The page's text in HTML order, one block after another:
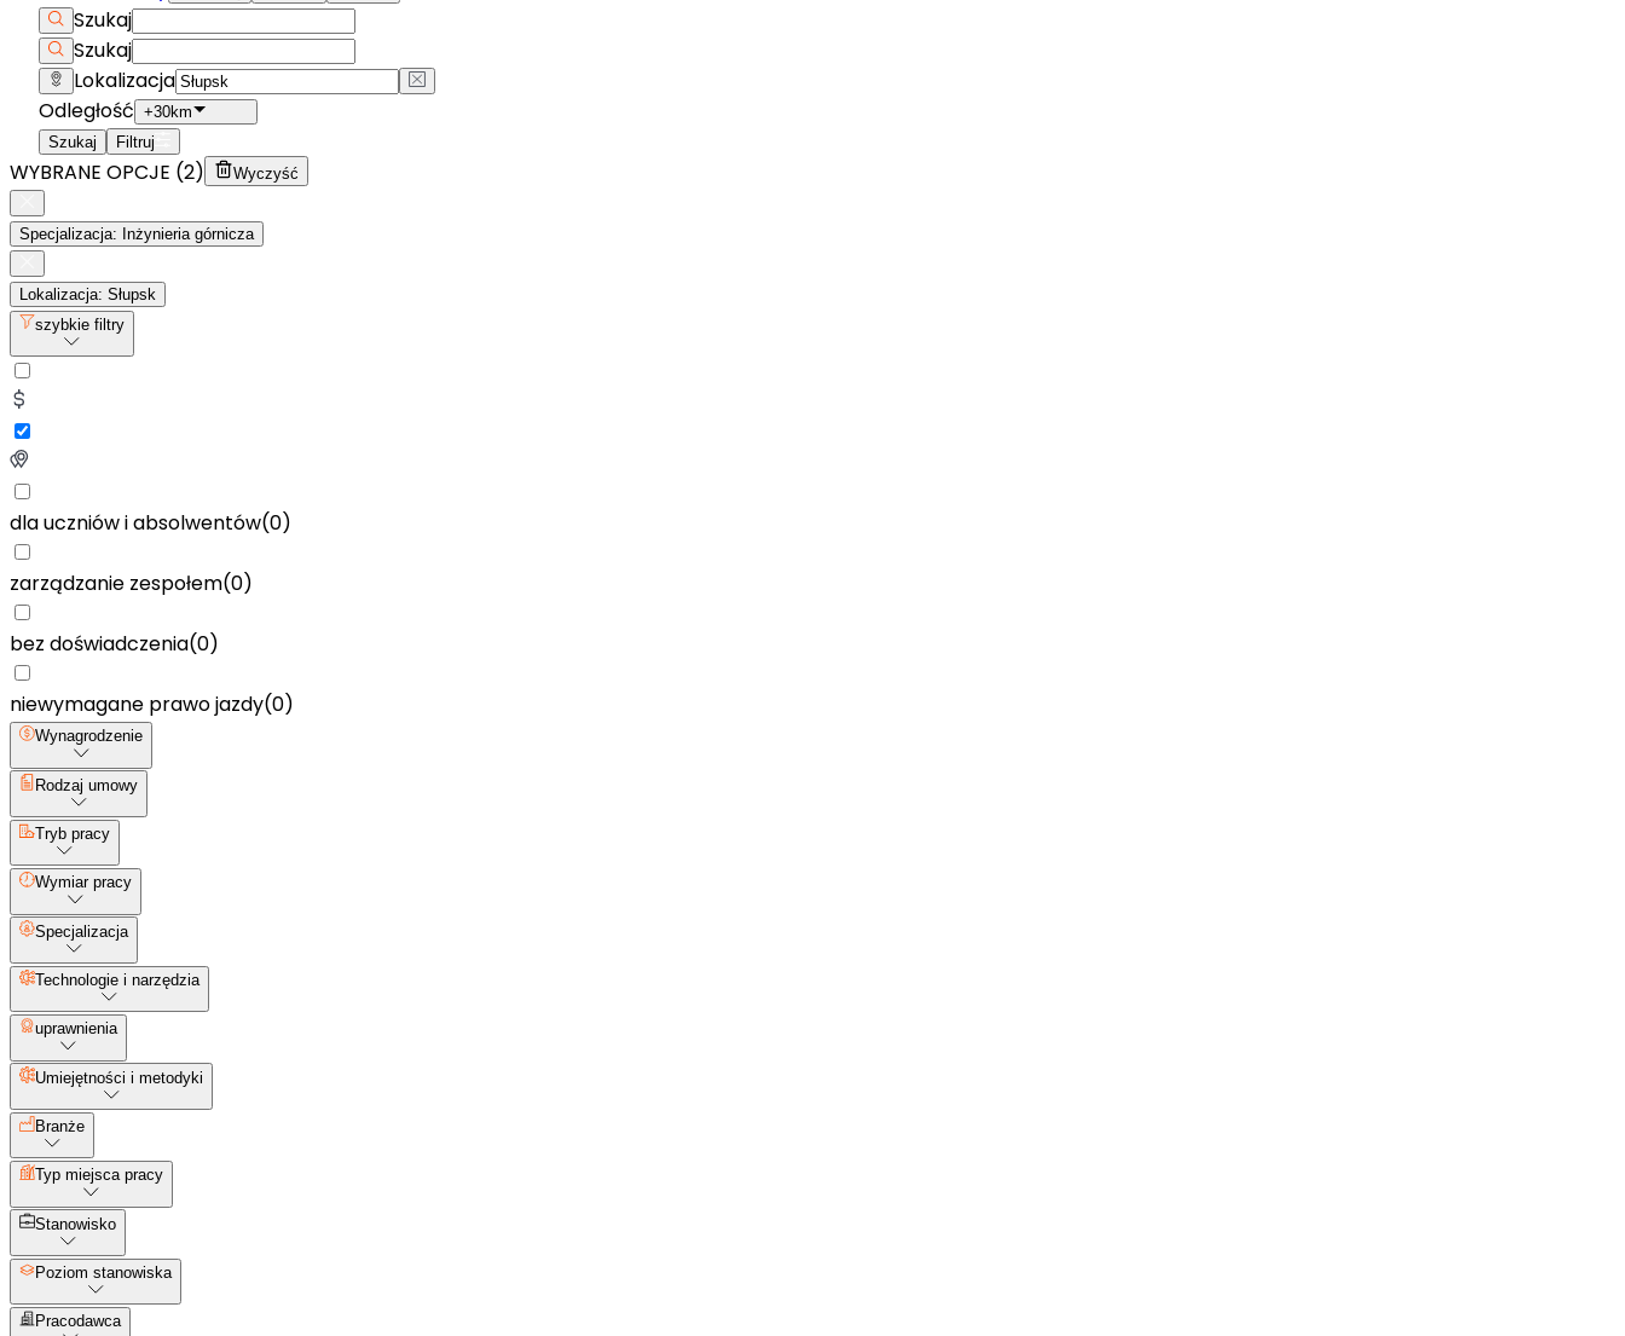
Szukaj
Szukaj
Lokalizacja
Odległość +30km
Szukaj
Filtruj
WYBRANE OPCJE (2) Wyczyść
Specjalizacja: Inżynieria górnicza
Lokalizacja: Słupsk
szybkie filtry
dla uczniów i absolwentów(0)
zarządzanie zespołem(0)
bez doświadczenia(0)
niewymagane prawo jazdy(0)
Wynagrodzenie
Rodzaj umowy
Tryb pracy
Wymiar pracy
Specjalizacja
Technologie i narzędzia
uprawnienia
Umiejętności i metodyki
Branże
Typ miejsca pracy
Stanowisko
Poziom stanowiska
Pracodawca